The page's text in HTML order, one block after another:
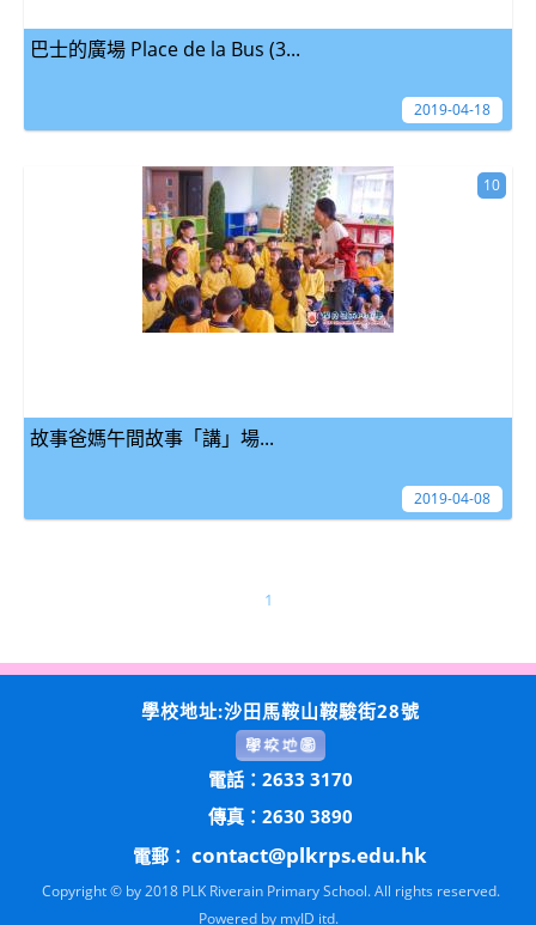
巴士的廣場 Place de la Bus (3...
2019-04-18
故事爸媽午間故事「講」場...
10
2019-04-08
1
學校地址:沙田馬鞍山鞍駿街28號
電話：2633 3170
傳真：2630 3890
電郵： contact@plkrps.edu.hk
Copyright © by 2018 PLK Riverain Primary School. All rights reserved.
Powered by myID itd.